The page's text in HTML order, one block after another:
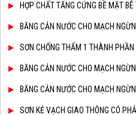
HỢP CHẤT TĂNG CỨNG BỀ MẶT
BĂNG CẢN NƯỚC CHO MẠCH
SƠN CHỐNG THẤM 1 THÀNH
BĂNG CẢN NƯỚC CHO MẠCH
BĂNG CẢN NƯỚC CHO MẠCH
SƠN KẺ VẠCH GIAO THÔNG CÓ